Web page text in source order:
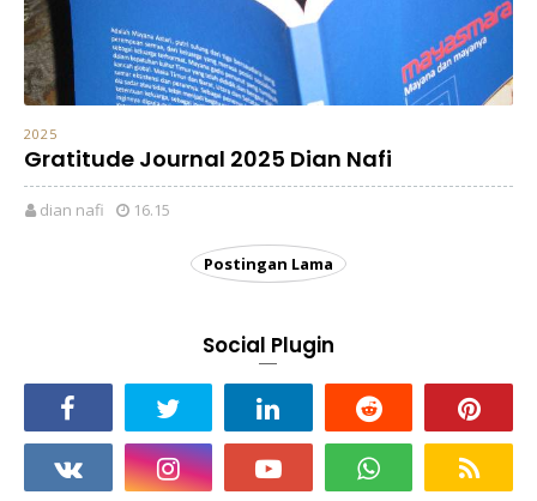
2025
Gratitude Journal 2025 Dian Nafi
dian nafi 16.15
Postingan Lama
Social Plugin